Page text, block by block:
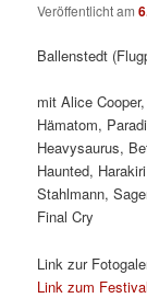
Veröffentlicht am
Ballenstedt
mit Alice
Hämatom,
Heavysaurus,
Haunted,
Stahlmann,
Final Cry
Link zur
Link zum